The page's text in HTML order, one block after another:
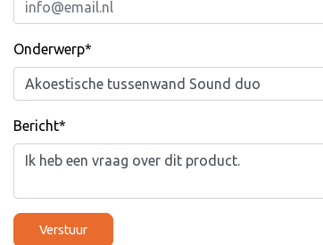
Onderwerp*
Bericht*
Verstuur